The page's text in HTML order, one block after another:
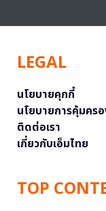
LEGAL
นโยบายคุกกี้
นโยบายการคุ้มคร
ติดต่อเรา
เกี่ยวกับเอ็มไทย
TOP